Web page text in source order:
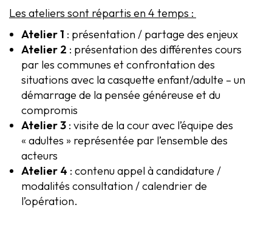
Les ateliers sont répartis en 4 temps :
Atelier 1 : présentation / partage des enjeux
Atelier 2 : présentation des différentes cours
par les communes et confrontation des
situations avec la casquette enfant/adulte – un
démarrage de la pensée généreuse et du
compromis
Atelier 3 : visite de la cour avec l’équipe des
« adultes » représentée par l’ensemble des
acteurs
Atelier 4 : contenu appel à candidature /
modalités consultation / calendrier de
l’opération.